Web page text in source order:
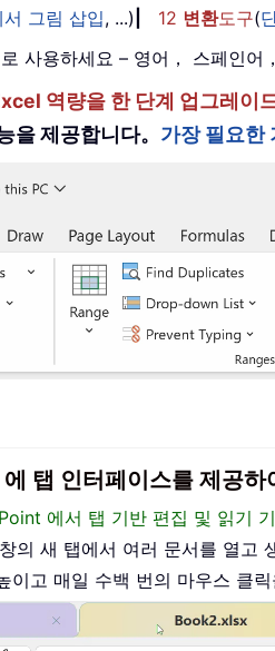
서 그림 삽입, ...) 12 변환도구(
사용하세요 – 영어， 스페인
역량을 한 단계 업그레이
을 제공합니다。 가장 필요한
탭 인터페이스를 제공
에서 탭 기반 편집 및 읽기
의 새 탭에서 여러 문서를 열고
이고 매일 수백 번의 마우스 클릭